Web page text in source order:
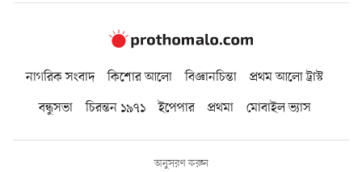
নাগরিক সংবাদ কিশোর আলো বিজ্ঞানচিন্তা
প্রথম আলো ট্রাস্ট
বন্ধুসভা
চিরন্তন ১৯৭১ ইপেপার প্রথমা মোবাইল ভ্যাস
অনুসরণ করুন